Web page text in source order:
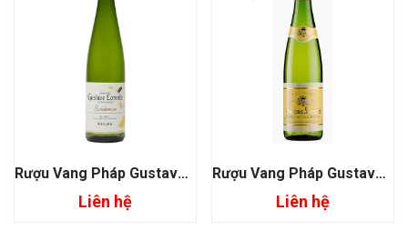
Rượu Vang Pháp Gustave Lorentz Alsace Riesling Evidence
Liên hệ
Rượu Vang Pháp Gustave Lorentz Gewurztraminer Alsace
Liên hệ